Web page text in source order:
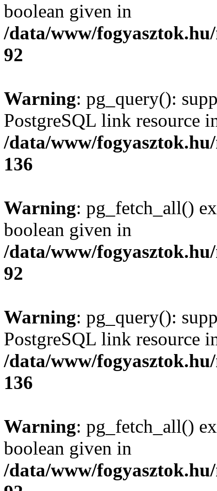
boolean given in
/data/www/
92
Warning: pg_query():
PostgreSQL link resource
/data/www/
136
Warning: pg_fetch_all()
boolean given in
/data/www/
92
Warning: pg_query():
PostgreSQL link resource
/data/www/
136
Warning: pg_fetch_all()
boolean given in
/data/www/